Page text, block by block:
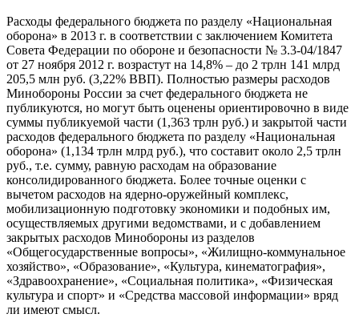
Расходы федерального бюджета по разделу «Национальная
оборона» в 2013 г. в соответствии с заключением Комитета
Совета Федерации по обороне и безопасности № 3.3-04/1847
от 27 ноября 2012 г. возрастут на 14,8% – до 2 трлн 141 млрд
205,5 млн руб. (3,22% ВВП). Полностью размеры расходов
Минобороны России за счет федерального бюджета не
публикуются, но могут быть оценены ориентировочно в виде
суммы публикуемой части (1,363 трлн руб.) и закрытой части
расходов федерального бюджета по разделу «Национальная
оборона» (1,134 трлн млрд руб.), что составит около 2,5 трлн
руб., т.е. сумму, равную расходам на образование
консолидированного бюджета. Более точные оценки с
вычетом расходов на ядерно-оружейный комплекс,
мобилизационную подготовку экономики и подобных им,
осуществляемых другими ведомствами, и с добавлением
закрытых расходов Минобороны из разделов
«Общегосударственные вопросы», «Жилищно-коммунальное
хозяйство», «Образование», «Культура, кинематография»,
«Здравоохранение», «Социальная политика», «Физическая
культура и спорт» и «Средства массовой информации» вряд
ли имеют смысл.